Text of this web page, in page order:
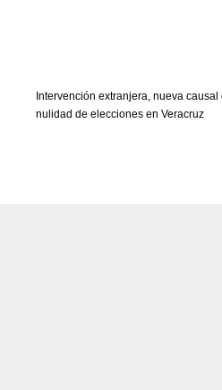
Intervención extranjera, nueva causal
nulidad de elecciones en Veracruz